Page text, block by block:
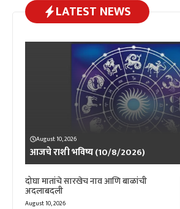
LATEST NEWS
August 10, 2026
आजचे राशी भविष्य (10/8/2026)
दोघा मातांचे सारखेच नाव आणि बाळांची
अदलाबदली
August 10, 2026